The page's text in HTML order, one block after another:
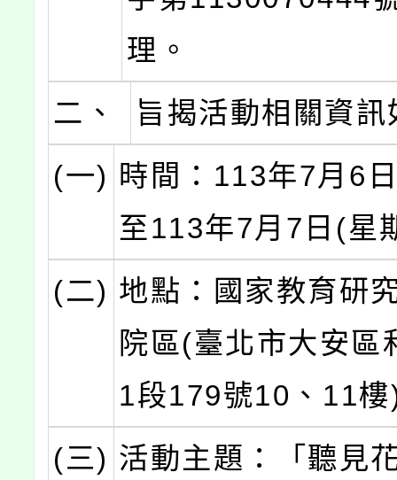
理。
二、
旨揭活動相關資訊
(一) 時間：113年7月6
至113年7月7日(星
(二) 地點：國家教育研
院區(臺北市大安區
1段179號10、11
(三) 活動主題：「聽見